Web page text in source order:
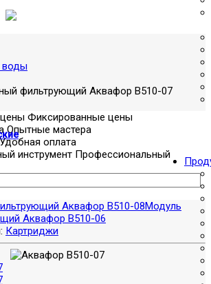
воды
фильтрующий Аквафор В510-07
Фиксированные цены
Опытные мастера
оплата
Профессиональный
Аквафор В510-08Модуль
Аквафор В510-06
Картриджи